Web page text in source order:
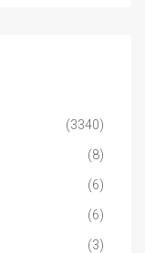
(3340)
(8)
(6)
(6)
(3)